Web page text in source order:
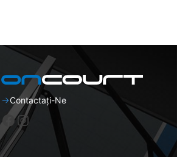
Contactați-Ne
Facebook
Instagram